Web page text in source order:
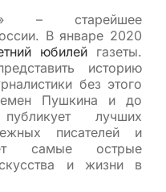
– старейшее
В январе 2020
юбилей газеты.
историю
без этого
Пушкина и до
лучших
писателей и
самые острые
и жизни в